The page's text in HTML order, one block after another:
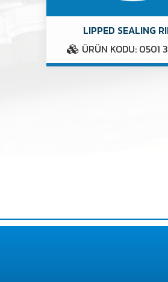
LIPPED SEALING
ÜRÜN KODU: 0501